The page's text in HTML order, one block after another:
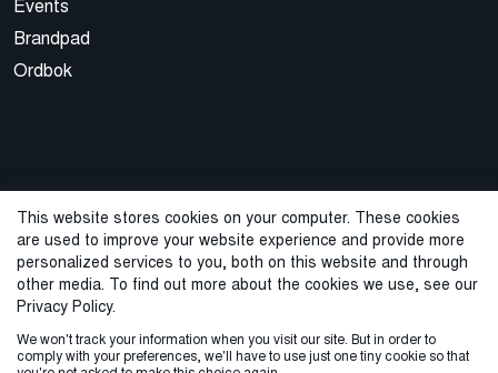
This website stores cookies on your computer. These cookies
are used to improve your website experience and provide more
personalized services to you, both on this website and through
other media. To find out more about the cookies we use, see our
Privacy Policy.
We won't track your information when you visit our site. But in order to
comply with your preferences, we'll have to use just one tiny cookie so that
Events
Brandpad
Ordbok
© 2026 Cegal
Privacy Policy
ISO-sertifisering Varslingstjeneste